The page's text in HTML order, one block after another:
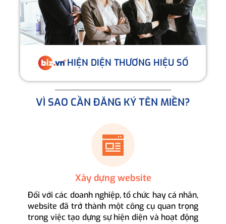
HIỆN DIỆN THƯƠNG HIỆU SỐ
VÌ SAO CẦN ĐĂNG KÝ TÊN MIỀN?
Xây dựng website
Đối với các doanh nghiệp, tổ chức hay cá nhân,
website đã trở thành một công cụ quan trọng
trong việc tạo dựng sự hiện diện và hoạt động